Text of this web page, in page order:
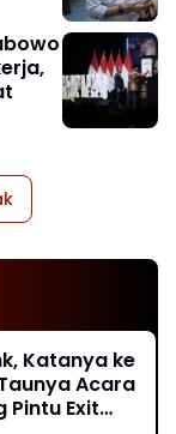
Katanya ke
Acara
Pintu Exit